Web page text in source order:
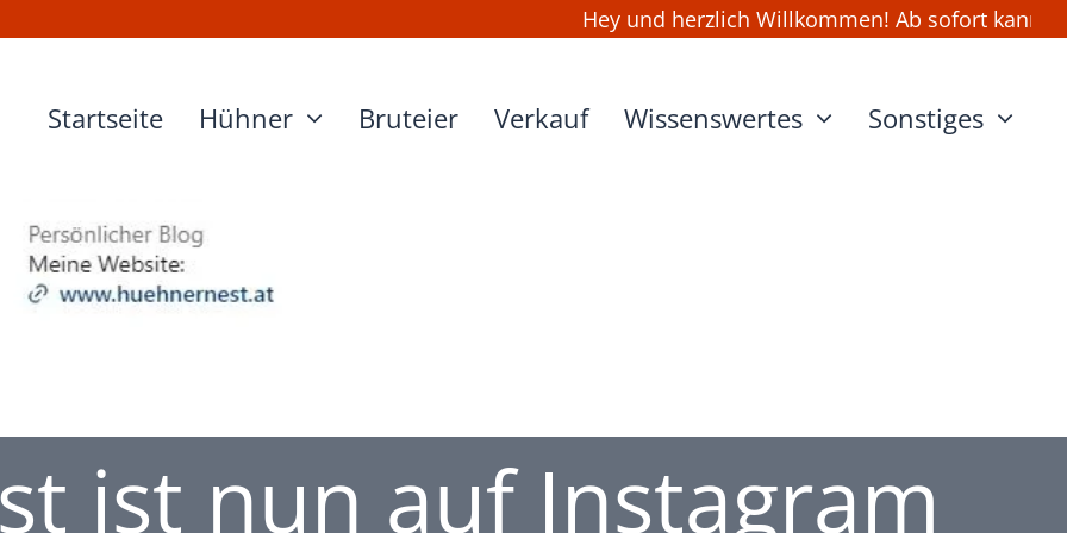
Hey und herzlich Willkommen! Ab sofort kannst
Startseite Hühner Bruteier Verkauf Wissenswertes Sonstiges
ist nun auf Instagram